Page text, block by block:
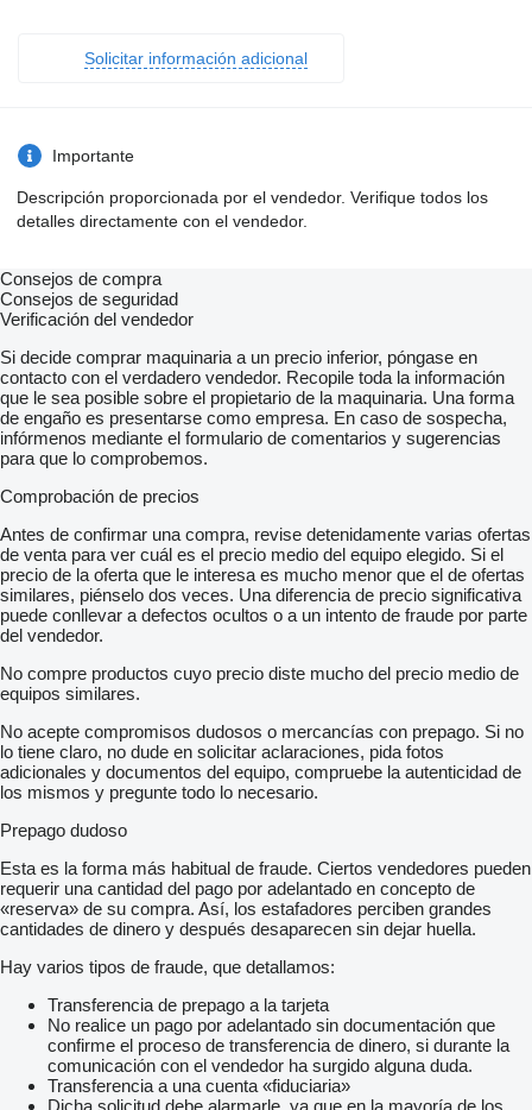
Solicitar información adicional
Importante
Descripción proporcionada por el vendedor. Verifique todos los
detalles directamente con el vendedor.
Consejos de compra
Consejos de seguridad
Verificación del vendedor
Si decide comprar maquinaria a un precio inferior, póngase en
contacto con el verdadero vendedor. Recopile toda la información
que le sea posible sobre el propietario de la maquinaria. Una forma
de engaño es presentarse como empresa. En caso de sospecha,
infórmenos mediante el formulario de comentarios y sugerencias
para que lo comprobemos.
Comprobación de precios
Antes de confirmar una compra, revise detenidamente varias ofertas
de venta para ver cuál es el precio medio del equipo elegido. Si el
precio de la oferta que le interesa es mucho menor que el de ofertas
similares, piénselo dos veces. Una diferencia de precio significativa
puede conllevar a defectos ocultos o a un intento de fraude por parte
del vendedor.
No compre productos cuyo precio diste mucho del precio medio de
equipos similares.
No acepte compromisos dudosos o mercancías con prepago. Si no
lo tiene claro, no dude en solicitar aclaraciones, pida fotos
adicionales y documentos del equipo, compruebe la autenticidad de
los mismos y pregunte todo lo necesario.
Prepago dudoso
Esta es la forma más habitual de fraude. Ciertos vendedores pueden
requerir una cantidad del pago por adelantado en concepto de
«reserva» de su compra. Así, los estafadores perciben grandes
cantidades de dinero y después desaparecen sin dejar huella.
Hay varios tipos de fraude, que detallamos:
Transferencia de prepago a la tarjeta
No realice un pago por adelantado sin documentación que
confirme el proceso de transferencia de dinero, si durante la
comunicación con el vendedor ha surgido alguna duda.
Transferencia a una cuenta «fiduciaria»